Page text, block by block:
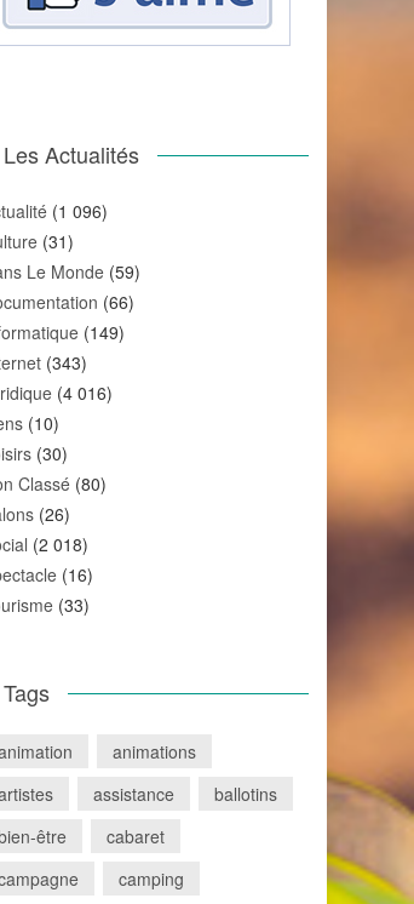
Les Actualités
(1 096)
(31)
Le Monde (59)
(66)
(149)
(343)
(4 016)
(10)
(30)
Classé (80)
(26)
(2 018)
(16)
(33)
Tags
animations
assistance
ballotins
être
cabaret
camping